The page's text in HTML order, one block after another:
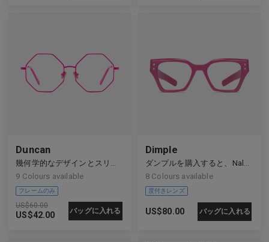
Duncan
9 Colours available
US$60.00
US$42.00 バッグに入れる
Dimple
8 Colours available
US$80.00 バッグに入れる